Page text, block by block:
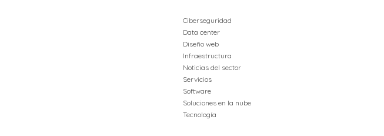
Ciberseguridad
Data center
Diseño web
Infraestructura
Noticias del sector
Servicios
Software
Soluciones en la nube
Tecnología